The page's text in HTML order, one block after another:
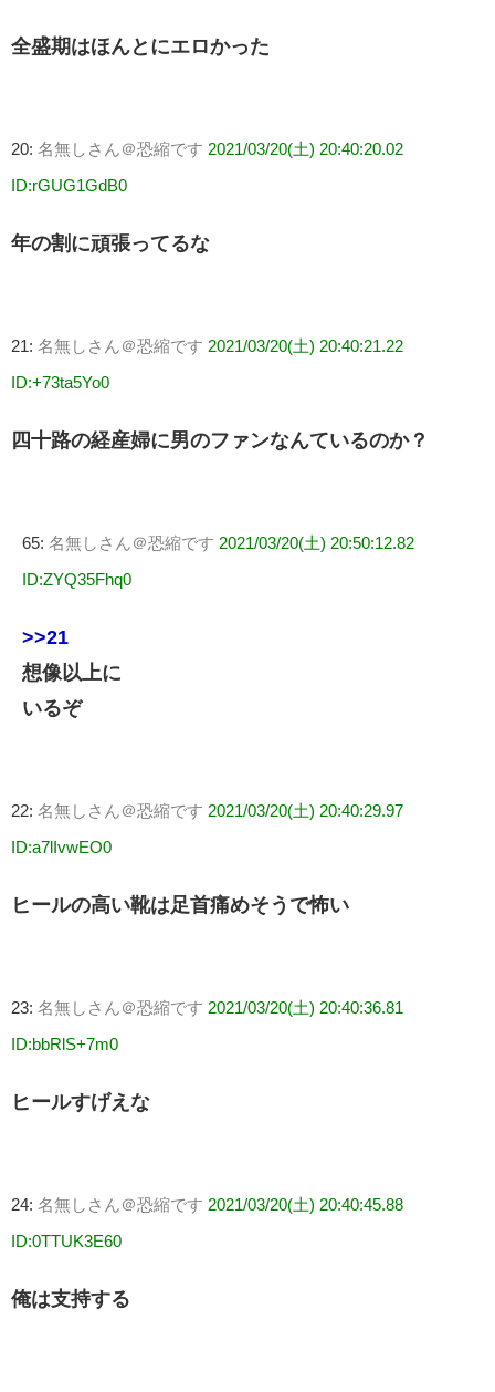
全盛期はほんとにエロかった
20: 名無しさん＠恐縮です 2021/03/20(土) 20:40:20.02
ID:rGUG1GdB0
年の割に頑張ってるな
21: 名無しさん＠恐縮です 2021/03/20(土) 20:40:21.22
ID:+73ta5Yo0
四十路の経産婦に男のファンなんているのか？
65: 名無しさん＠恐縮です 2021/03/20(土) 20:50:12.82
ID:ZYQ35Fhq0
>>21
想像以上に
いるぞ
22: 名無しさん＠恐縮です 2021/03/20(土) 20:40:29.97
ID:a7lIvwEO0
ヒールの高い靴は足首痛めそうで怖い
23: 名無しさん＠恐縮です 2021/03/20(土) 20:40:36.81
ID:bbRlS+7m0
ヒールすげえな
24: 名無しさん＠恐縮です 2021/03/20(土) 20:40:45.88
ID:0TTUK3E60
俺は支持する